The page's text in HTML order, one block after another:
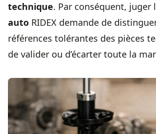
technique. Par conséquent, juger
auto RIDEX demande de
références tolérantes des pièces
de valider ou d’écarter toute la